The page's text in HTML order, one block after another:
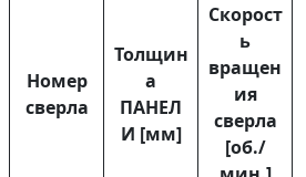
Номер
сверла
Толщин
а
ПАНЕЛ
И [мм]
Скорост
ь
вращен
ия
сверла
[об./